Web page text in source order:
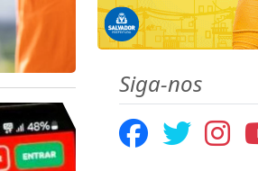
Siga-nos